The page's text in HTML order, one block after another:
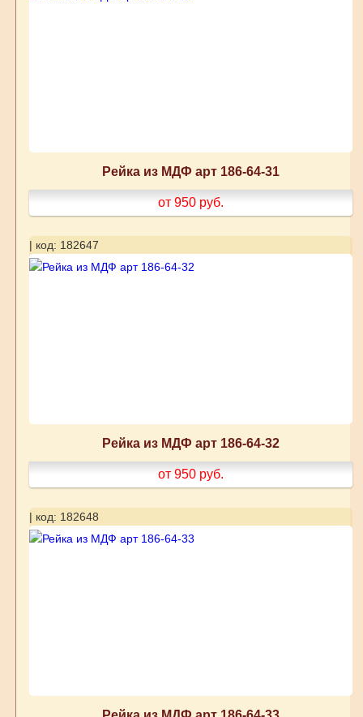
Рейка из МДФ арт 186-64-31
от 950 руб.
| код: 182647
Рейка из МДФ арт 186-64-32
от 950 руб.
| код: 182648